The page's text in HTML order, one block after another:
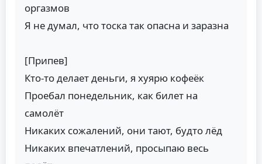
оргазмов
Я не думал, что тоска так опасна и заразна
[Припев]
Кто-то делает деньги, я хуярю кофеёк
Проебал понедельник, как билет на
самолёт
Никаких сожалений, они тают, будто лёд
Никаких впечатлений, просыпаю весь